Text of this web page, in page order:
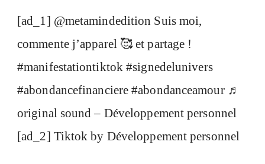
[ad_1] @metamindedition Suis moi,
commente j’apparel 🥰 et partage !
#manifestationtiktok #signedelunivers
#abondancefinanciere #abondanceamour ♬
original sound – Développement personnel
[ad_2] Tiktok by Développement personnel